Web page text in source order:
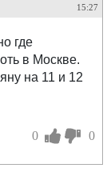
15:27
где
в Москве.
на 11 и 12
0 0